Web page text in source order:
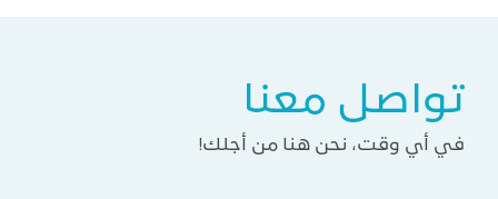
تواصل معنا
في أي وقت، نحن هنا من أجلك!